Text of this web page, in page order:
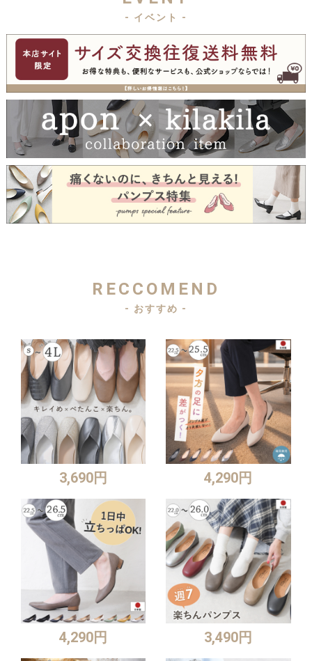
- イベント -
RECCOMEND
- おすすめ -
3,690円 4,290円
4,290円 3,490円